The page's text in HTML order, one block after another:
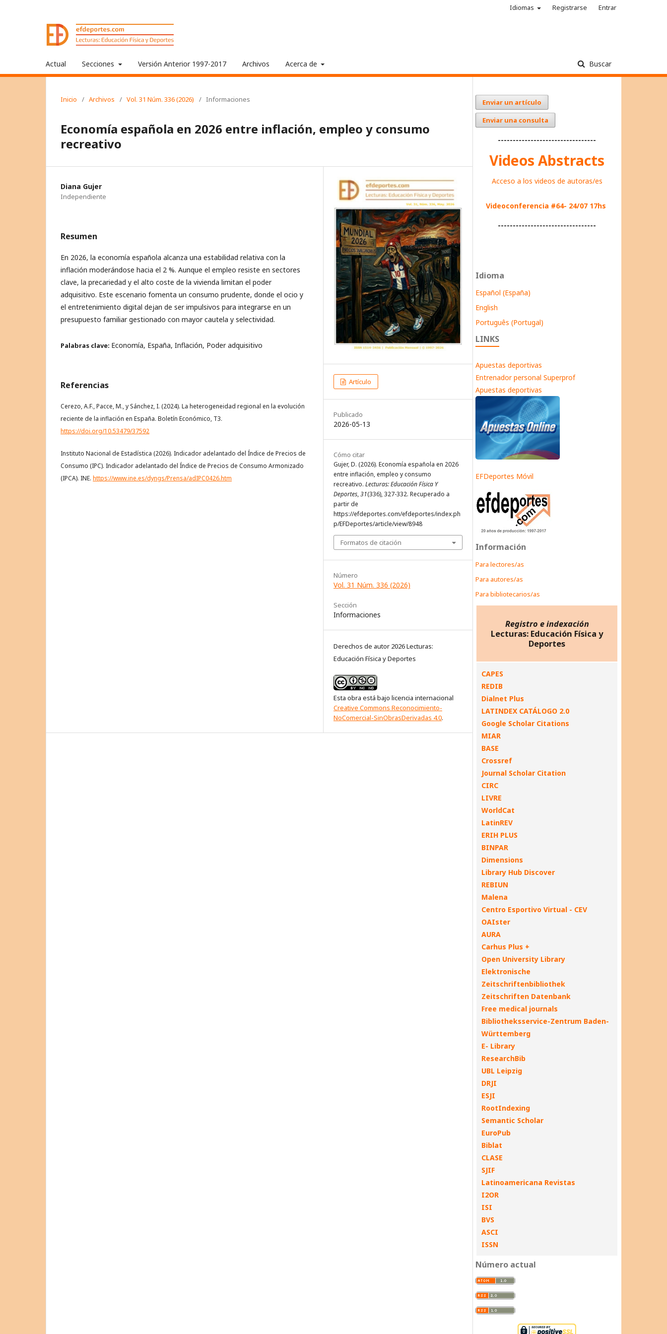
Actual Secciones Versión Anterior 1997-2017 Archivos Acerca de Buscar
Idiomas Registrarse Entrar
Inicio / Archivos / Vol. 31 Núm. 336 (2026) / Informaciones
Economía española en 2026 entre inflación, empleo y consumo
recreativo
Diana Gujer
Independiente
Resumen
En 2026, la economía española alcanza una estabilidad relativa con la
inflación moderándose hacia el 2 %. Aunque el empleo resiste en sectores
clave, la precariedad y el alto coste de la vivienda limitan el poder
adquisitivo. Este escenario fomenta un consumo prudente, donde el ocio y
el entretenimiento digital dejan de ser impulsivos para integrarse en un
presupuesto familiar gestionado con mayor cautela y selectividad.
Palabras clave: Economía, España, Inflación, Poder adquisitivo
Referencias
Cerezo, A.F., Pacce, M., y Sánchez, I. (2024). La heterogeneidad regional en la evolución
reciente de la inflación en España. Boletín Económico, T3.
https://doi.org/10.53479/37592
Instituto Nacional de Estadística (2026). Indicador adelantado del Índice de Precios de
Consumo (IPC). Indicador adelantado del Índice de Precios de Consumo Armonizado
(IPCA). INE. https://www.ine.es/dyngs/Prensa/adIPC0426.htm
Artículo
Publicado
2026-05-13
Cómo citar
Gujer, D. (2026). Economía española en 2026
entre inflación, empleo y consumo
recreativo. Lecturas: Educación Física Y
Deportes,31(336), 327-332. Recuperado a
partir de
https://efdeportes.com/efdeportes/index.ph
p/EFDeportes/article/view/8948
Formatos de citación
Número
Vol. 31 Núm. 336 (2026)
Sección
Informaciones
Derechos de autor 2026 Lecturas:
Educación Física y Deportes
Esta obra está bajo licencia internacional
Creative Commons Reconocimiento-
NoComercial-SinObrasDerivadas 4.0.
Enviar un artículo
Enviar una consulta
---------------------------------
Videos Abstracts
Acceso a los videos de autoras/es
Videoconferencia #64- 24/07 17hs
---------------------------------
Idioma
Español (España)
English
Português (Portugal)
LINKS
Apuestas deportivas
Entrenador personal Superprof
Apuestas deportivas
EFDeportes Móvil
Información
Para lectores/as
Para autores/as
Para bibliotecarios/as
Registro e indexación
Lecturas: Educación Física y
Deportes
CAPES
REDIB
Dialnet Plus
LATINDEX CATÁLOGO 2.0
Google Scholar Citations
MIAR
BASE
Crossref
Journal Scholar Citation
CIRC
LIVRE
WorldCat
LatinREV
ERIH PLUS
BINPAR
Dimensions
Library Hub Discover
REBIUN
Malena
Centro Esportivo Virtual - CEV
OAIster
AURA
Carhus Plus +
Open University Library
Elektronische
Zeitschriftenbibliothek
Zeitschriften Datenbank
Free medical journals
Bibliotheksservice-Zentrum Baden-
Württemberg
E- Library
ResearchBib
UBL Leipzig
DRJI
ESJI
RootIndexing
Semantic Scholar
EuroPub
Biblat
CLASE
SJIF
Latinoamericana Revistas
I2OR
ISI
BVS
ASCI
ISSN
Número actual